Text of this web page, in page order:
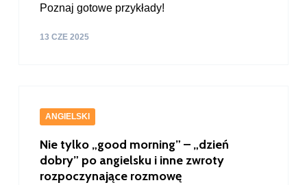
Poznaj gotowe przykłady!
13 CZE 2025
ANGIELSKI
Nie tylko „good morning” – „dzień
dobry” po angielsku i inne zwroty
rozpoczynające rozmowę